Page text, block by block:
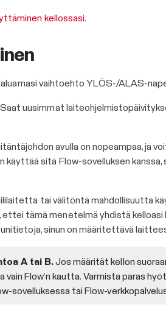
kellossasi.
vaihtoehto YLÖS-/ALAS-
Saat uusimmat
avulla on nopeampaa, ja
sitä Flow-sovelluksen
tai välitöntä mahdollisuutta
ettei tämä menetelmä yhdistä
sinun on määritettävä
A tai B.Jos määrität kellon
Flow’n kautta. Varmista paras
sovelluksessa tai Flow-